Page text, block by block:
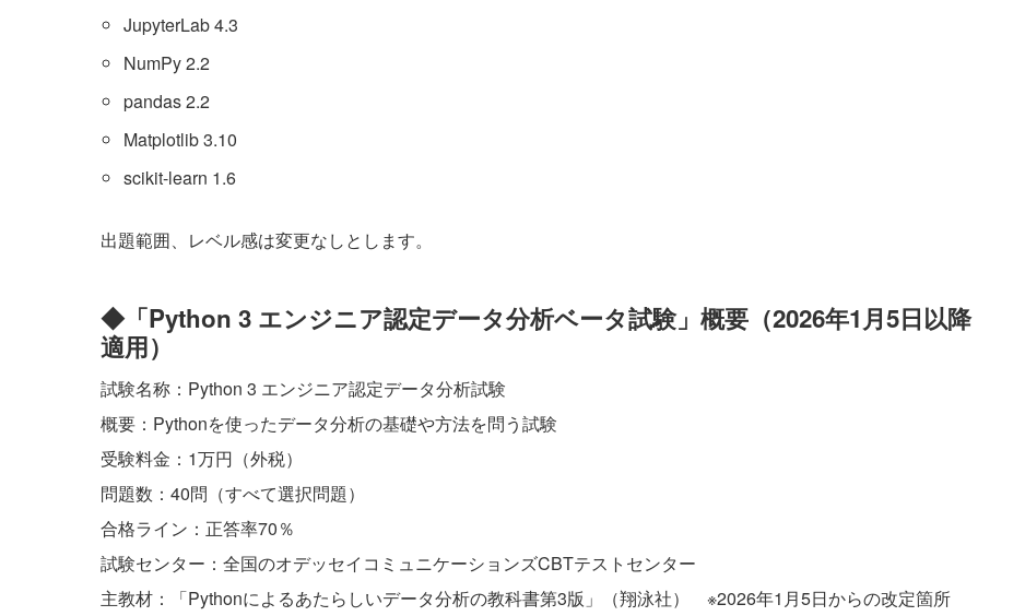
JupyterLab 4.3
NumPy 2.2
pandas 2.2
Matplotlib 3.10
scikit-learn 1.6
出題範囲、レベル感は変更なしとします。
◆「Python 3 エンジニア認定データ分析ベータ試験」概要（2026年1月5日以降
適用）
試験名称：Python 3 エンジニア認定データ分析試験
概要：Pythonを使ったデータ分析の基礎や方法を問う試験
受験料金：1万円（外税）
問題数：40問（すべて選択問題）
合格ライン：正答率70％
試験センター：全国のオデッセイコミュニケーションズCBTテストセンター
主教材：「Pythonによるあたらしいデータ分析の教科書第3版」（翔泳社） ※2026年1月5日からの改定箇所